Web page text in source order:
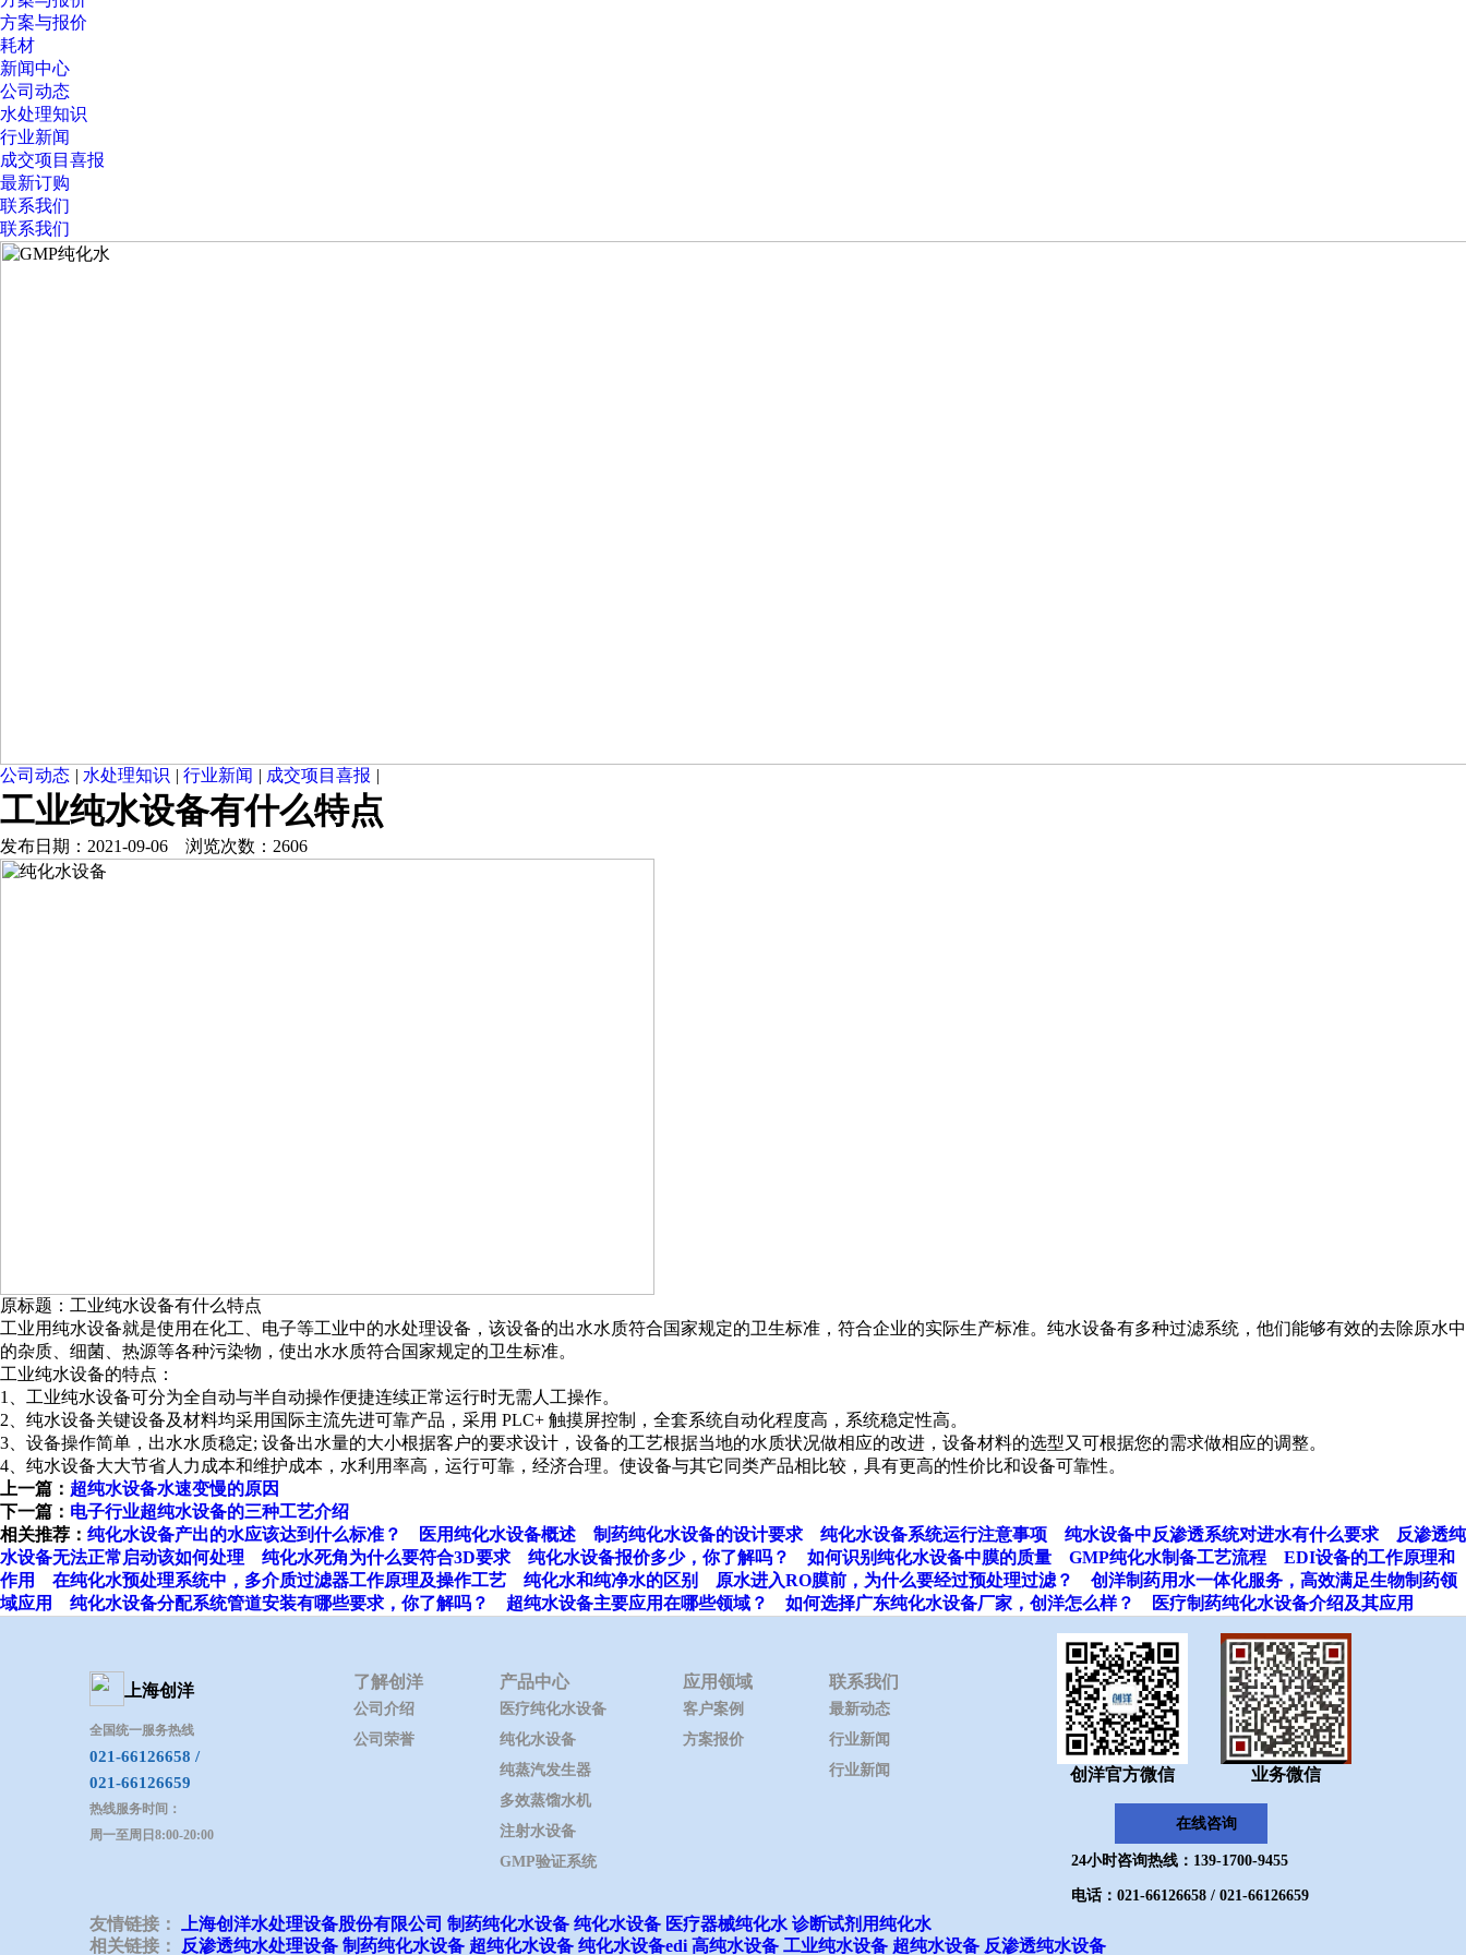
方案与报价
耗材
新闻中心
公司动态
水处理知识
行业新闻
成交项目喜报
最新订购
联系我们
联系我们
公司动态 | 水处理知识 | 行业新闻 | 成交项目喜报 |
工业纯水设备有什么特点
发布日期：2021-09-06 浏览次数：2606
原标题：工业纯水设备有什么特点
工业用纯水设备就是使用在化工、电子等工业中的水处理设备，该设备的出水水质符合国家规定的卫生标准，符合企业的实际生产标准。纯水设备有多种过滤系统，他们能够有效的去除原水中
的杂质、细菌、热源等各种污染物，使出水水质符合国家规定的卫生标准。
工业纯水设备的特点：
1、工业纯水设备可分为全自动与半自动操作便捷连续正常运行时无需人工操作。
2、纯水设备关键设备及材料均采用国际主流先进可靠产品，采用 PLC+ 触摸屏控制，全套系统自动化程度高，系统稳定性高。
3、设备操作简单，出水水质稳定; 设备出水量的大小根据客户的要求设计，设备的工艺根据当地的水质状况做相应的改进，设备材料的选型又可根据您的需求做相应的调整。
4、纯水设备大大节省人力成本和维护成本，水利用率高，运行可靠，经济合理。使设备与其它同类产品相比较，具有更高的性价比和设备可靠性。
上一篇： 超纯水设备水速变慢的原因
下一篇： 电子行业超纯水设备的三种工艺介绍
相关推荐： 纯化水设备产出的水应该达到什么标准？ 医用纯化水设备概述 制药纯化水设备的设计要求 纯化水设备系统运行注意事项 纯水设备中反渗透系统对进水有什么要求
反渗透纯
水设备无法正常启动该如何处理
纯化水死角为什么要符合3D要求 纯化水设备报价多少，你了解吗？ 如何识别纯化水设备中膜的质量 GMP纯化水制备工艺流程
EDI设备的工作原理和
作用
在纯化水预处理系统中，多介质过滤器工作原理及操作工艺 纯化水和纯净水的区别 原水进入RO膜前，为什么要经过预处理过滤？
创洋制药用水一体化服务，高效满足生物制药领
域应用
纯化水设备分配系统管道安装有哪些要求，你了解吗？ 超纯水设备主要应用在哪些领域？ 如何选择广东纯化水设备厂家，创洋怎么样？ 医疗制药纯化水设备介绍及其应用
上海创洋
全国统一服务热线
021-66126658 /
021-66126659
热线服务时间：
周一至周日8:00-20:00
了解创洋
公司介绍
公司荣誉
产品中心
医疗纯化水设备
纯化水设备
纯蒸汽发生器
多效蒸馏水机
注射水设备
GMP验证系统
应用领域
客户案例
方案报价
联系我们
最新动态
行业新闻
行业新闻
创洋官方微信 业务微信
在线咨询
24小时咨询热线：139-1700-9455
电话：021-66126658 / 021-66126659
友情链接： 上海创洋水处理设备股份有限公司 制药纯化水设备 纯化水设备 医疗器械纯化水 诊断试剂用纯化水
Copyright © 2019 上海创洋水处理设备股份有限公司 All rights reserved.沪ICP备14015689号-1
相关链接： 反渗透纯水处理设备 制药纯化水设备 超纯化水设备 纯化水设备edi 高纯水设备 工业纯水设备 超纯水设备 反渗透纯水设备